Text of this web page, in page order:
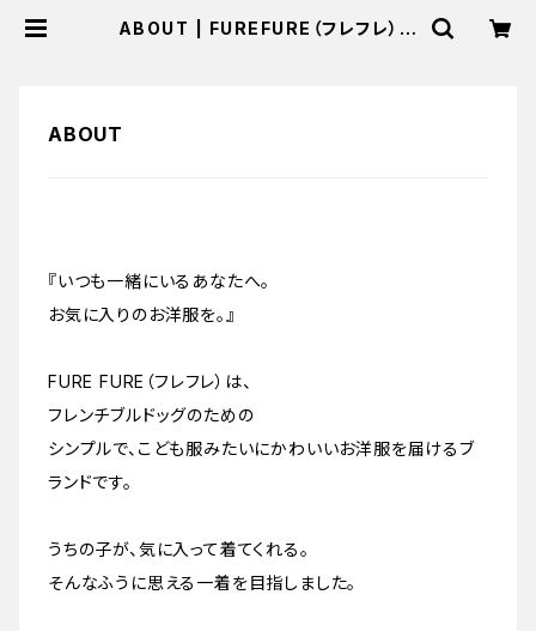
ABOUT | FUREFURE（フレフレ）
ABOUT
『いつも一緒にいるあなたへ。
お気に入りのお洋服を。』
FURE FURE（フレフレ）は、
フレンチブルドッグのための
シンプルで、こども服みたいにかわいいお洋服を届けるブ
ランドです。
うちの子が、気に入って着てくれる。
そんなふうに思える一着を目指しました。